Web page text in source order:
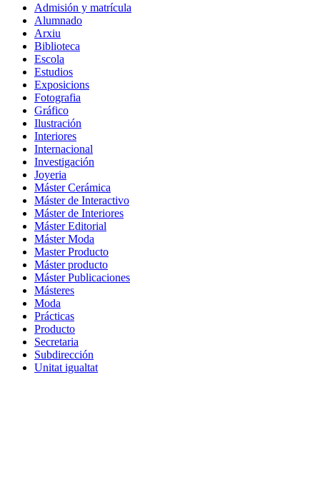
Admisión y matrícula
Alumnado
Arxiu
Biblioteca
Escola
Estudios
Exposicions
Fotografia
Gráfico
Ilustración
Interiores
Internacional
Investigación
Joyeria
Máster Cerámica
Máster de Interactivo
Máster de Interiores
Máster Editorial
Máster Moda
Master Producto
Máster producto
Máster Publicaciones
Másteres
Moda
Prácticas
Producto
Secretaria
Subdirección
Unitat igualtat